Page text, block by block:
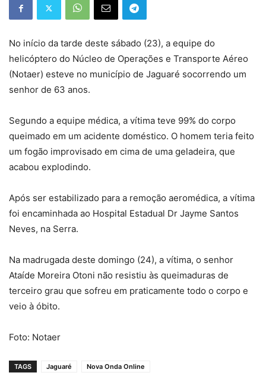
No início da tarde deste sábado (23), a equipe do
helicóptero do Núcleo de Operações e Transporte Aéreo
(Notaer) esteve no município de Jaguaré socorrendo um
senhor de 63 anos.
Segundo a equipe médica, a vítima teve 99% do corpo
queimado em um acidente doméstico. O homem teria feito
um fogão improvisado em cima de uma geladeira, que
acabou explodindo.
Após ser estabilizado para a remoção aeromédica, a vítima
foi encaminhada ao Hospital Estadual Dr Jayme Santos
Neves, na Serra.
Na madrugada deste domingo (24), a vítima, o senhor
Ataíde Moreira Otoni não resistiu às queimaduras de
terceiro grau que sofreu em praticamente todo o corpo e
veio à óbito.
Foto: Notaer
TAGS Jaguaré Nova Onda Online